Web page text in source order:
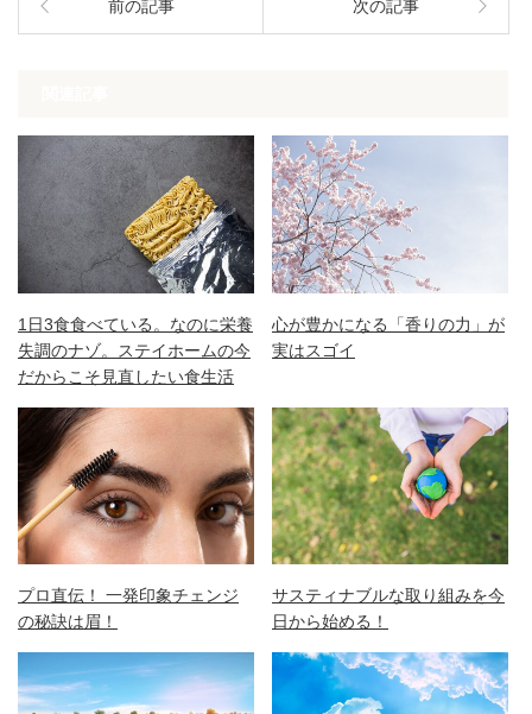
前の記事 次の記事
1日3食食べている。なのに栄養
失調のナゾ。ステイホームの今
だからこそ見直したい食生活
心が豊かになる「香りの力」が
実はスゴイ
プロ直伝！ 一発印象チェンジ
の秘訣は眉！
サスティナブルな取り組みを今
日から始める！